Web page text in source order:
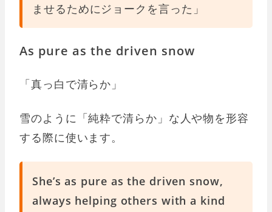
ませるためにジョークを言った」
As pure as the driven snow
「真っ白で清らか」
雪のように「純粋で清らか」な人や物を形容
する際に使います。
She’s as pure as the driven snow,
always helping others with a kind